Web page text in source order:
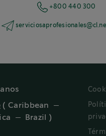
+800 440 300
( Caribbean
Brazil )